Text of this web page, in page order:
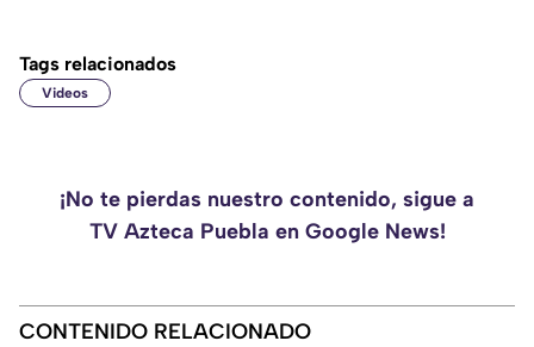
Tags relacionados
Videos
¡No te pierdas nuestro contenido, sigue a
TV Azteca Puebla en Google News!
CONTENIDO RELACIONADO